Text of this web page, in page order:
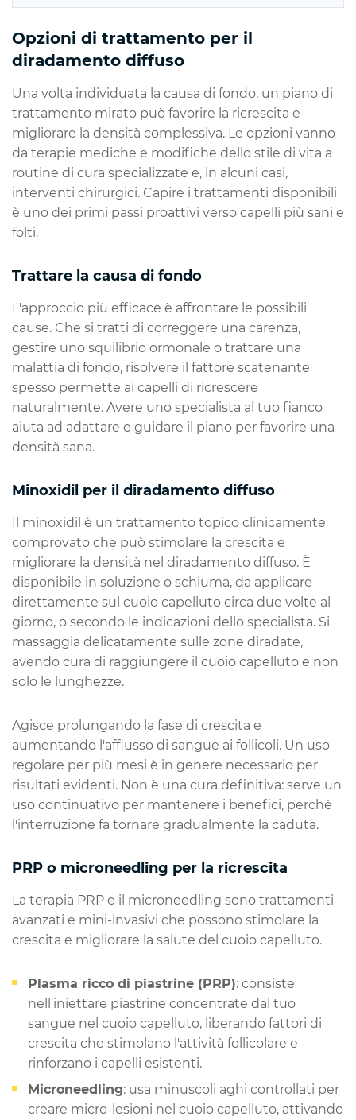
Opzioni di trattamento per il
diradamento diffuso
Una volta individuata la causa di fondo, un piano di
trattamento mirato può favorire la ricrescita e
migliorare la densità complessiva. Le opzioni vanno
da terapie mediche e modifiche dello stile di vita a
routine di cura specializzate e, in alcuni casi,
interventi chirurgici. Capire i trattamenti disponibili
è uno dei primi passi proattivi verso capelli più sani e
folti.
Trattare la causa di fondo
L'approccio più efficace è affrontare le possibili
cause. Che si tratti di correggere una carenza,
gestire uno squilibrio ormonale o trattare una
malattia di fondo, risolvere il fattore scatenante
spesso permette ai capelli di ricrescere
naturalmente. Avere uno specialista al tuo fianco
aiuta ad adattare e guidare il piano per favorire una
densità sana.
Minoxidil per il diradamento diffuso
Il minoxidil è un trattamento topico clinicamente
comprovato che può stimolare la crescita e
migliorare la densità nel diradamento diffuso. È
disponibile in soluzione o schiuma, da applicare
direttamente sul cuoio capelluto circa due volte al
giorno, o secondo le indicazioni dello specialista. Si
massaggia delicatamente sulle zone diradate,
avendo cura di raggiungere il cuoio capelluto e non
solo le lunghezze.
Agisce prolungando la fase di crescita e
aumentando l'afflusso di sangue ai follicoli. Un uso
regolare per più mesi è in genere necessario per
risultati evidenti. Non è una cura definitiva: serve un
uso continuativo per mantenere i benefici, perché
l'interruzione fa tornare gradualmente la caduta.
PRP o microneedling per la ricrescita
La terapia PRP e il microneedling sono trattamenti
avanzati e mini-invasivi che possono stimolare la
crescita e migliorare la salute del cuoio capelluto.
Plasma ricco di piastrine (PRP): consiste
nell'iniettare piastrine concentrate dal tuo
sangue nel cuoio capelluto, liberando fattori di
crescita che stimolano l'attività follicolare e
rinforzano i capelli esistenti.
Microneedling: usa minuscoli aghi controllati per
creare micro-lesioni nel cuoio capelluto, attivando